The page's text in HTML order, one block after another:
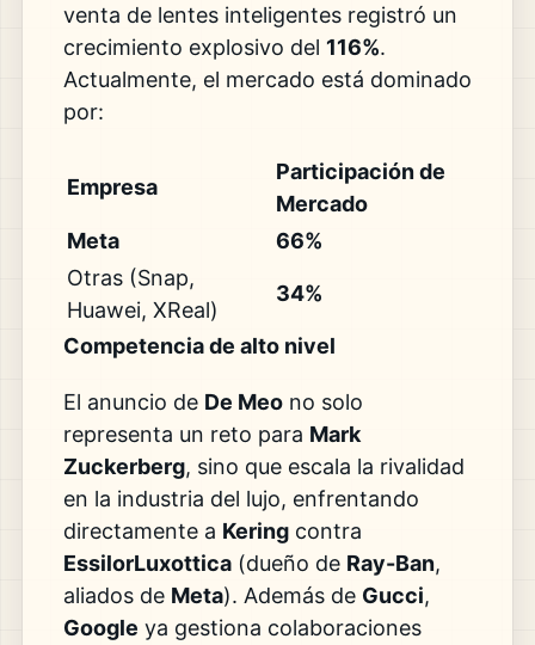
venta de lentes inteligentes registró un
crecimiento explosivo del 116%.
Actualmente, el mercado está dominado
por:
Empresa
Participación de
Mercado
Meta
66%
Otras (Snap,
Huawei, XReal)
34%
Competencia de alto nivel
El anuncio de De Meono solo
representa un reto para Mark
Zuckerberg, sino que escala la rivalidad
en la industria del lujo, enfrentando
directamente a Keringcontra
EssilorLuxottica(dueño de Ray-Ban,
aliados de Meta). Además de Gucci,
Google ya gestiona colaboraciones